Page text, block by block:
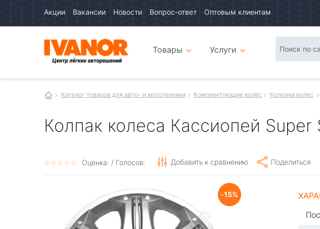
Акции Вакансии Новости Вопрос-ответ Оптовым клиентам
интернетТовары
Услуги
Каталог товаров для авто- и мототехники Комплектующие колёс Колпаки колес
Колпак колеса Кассиопей Super
☆☆☆☆☆
★★★★★ Оценка: / Голосов: Добавить к сравнению Поделиться
15